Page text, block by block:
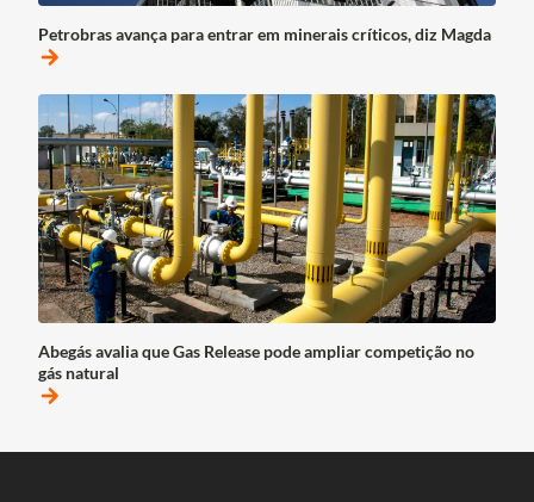
Petrobras avança para entrar em minerais críticos, diz Magda
arrow_forward
Abegás avalia que Gas Release pode ampliar competição no
gás natural
arrow_forward